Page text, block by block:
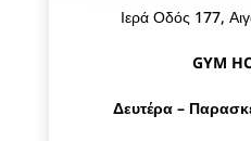
Ιερά Οδός 177,
GYM
Δευτέρα –